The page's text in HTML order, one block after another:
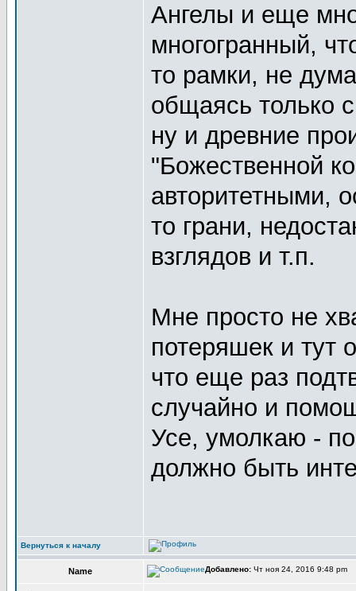
Ангелы и еще
многогранный,
то рамки, не
общаясь только
ну и древние
"Божественной
авторитетными,
то грани,
взглядов и т.п.
Мне просто не
потеряшек и тут
что еще раз
случайно и
Усе, умолкаю -
должно быть
Вернуться к началу
Name Добавлено: Чт ноя 24, 2016 9:48 pm